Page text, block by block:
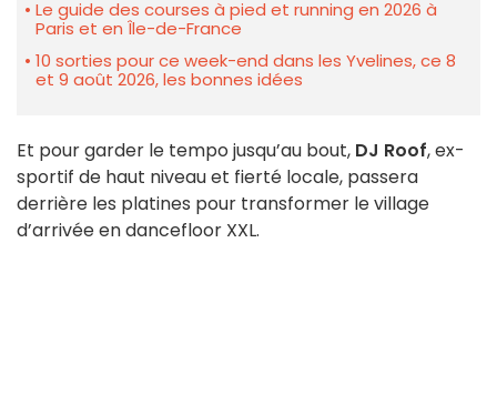
Le guide des courses à pied et running en 2026 à
Paris et en Île-de-France
10 sorties pour ce week-end dans les Yvelines, ce 8
et 9 août 2026, les bonnes idées
Et pour garder le tempo jusqu’au bout, DJ Roof, ex-
sportif de haut niveau et fierté locale, passera
derrière les platines pour transformer le village
d’arrivée en dancefloor XXL.